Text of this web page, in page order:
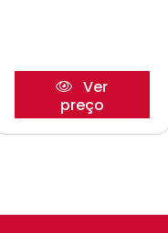
Ver
preço